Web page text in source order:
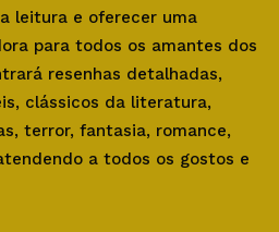
leitura e oferecer uma
para todos os amantes dos
resenhas detalhadas,
clássicos da literatura,
terror, fantasia, romance,
a todos os gostos e